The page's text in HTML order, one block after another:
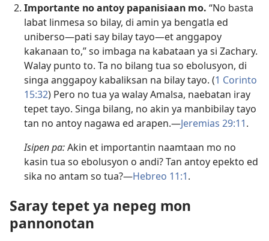
Importante no antoy papanisiaan mo. “No basta
labat linmesa so bilay, di amin ya bengatla ed
uniberso​—pati say bilay tayo—​et anggapoy
kakanaan to,” so imbaga na kabataan ya si Zachary.
Walay punto to. Ta no bilang tua so ebolusyon, di
singa anggapoy kabaliksan na bilay tayo. (1 Corinto
15:32) Pero no tua ya walay Amalsa, naebatan iray
tepet tayo. Singa bilang, no akin ya manbibilay tayo
tan no antoy nagawa ed arapen.—Jeremias 29:11.
Isipen pa:Akin et importantin naamtaan mo no
kasin tua so ebolusyon o andi? Tan antoy epekto ed
sika no antam so tua?—Hebreo 11:1.
Saray tepet ya nepeg mon
pannonotan